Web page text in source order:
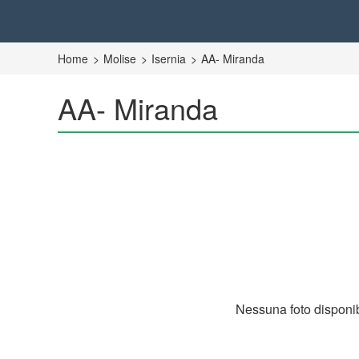
Home Molise Isernia AA- Miranda
AA- Miranda
Nessuna foto